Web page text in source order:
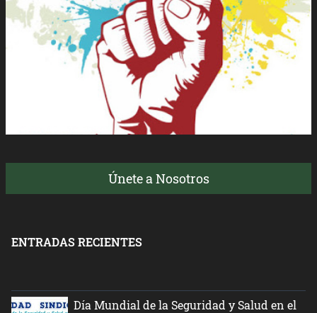
Únete a Nosotros
ENTRADAS RECIENTES
Día Mundial de la Seguridad y Salud en el